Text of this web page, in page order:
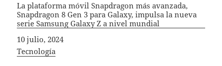
La plataforma móvil Snapdragon más avanzada,
Snapdragon 8 Gen 3 para Galaxy, impulsa la nueva
serie Samsung Galaxy Z a nivel mundial
Fecha
10 julio, 2024
In relation to
Tecnología